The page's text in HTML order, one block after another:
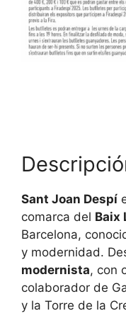
Sant Joan Despí
comarca del Baix
Barcelona,
y modernidad.
modernista, con
colaborador de
y la Torre de la